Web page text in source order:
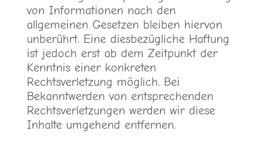
von Informationen nach den
allgemeinen Gesetzen bleiben hiervon
unberührt. Eine diesbezügliche Haftung
ist jedoch erst ab dem Zeitpunkt der
Kenntnis einer konkreten
Rechtsverletzung möglich. Bei
Bekanntwerden von entsprechenden
Rechtsverletzungen werden wir diese
Inhalte umgehend entfernen.